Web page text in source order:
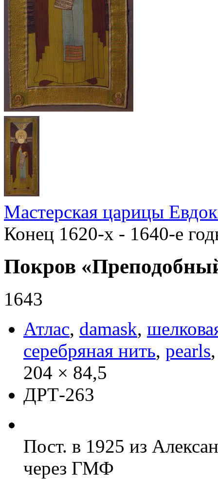
Мастерская царицы
Конец 1620-х - 1640-е
Покров
1643
Атлас, damask,
серебряная нить, pearls
204 × 84,5
ДРТ-263
Пост. в 1925 из
через ГМФ